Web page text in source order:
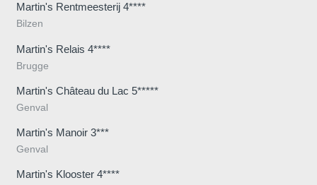
Martin's Rentmeesterij 4****
Bilzen
Martin's Relais 4****
Brugge
Martin's Château du Lac 5*****
Genval
Martin's Manoir 3***
Genval
Martin's Klooster 4****